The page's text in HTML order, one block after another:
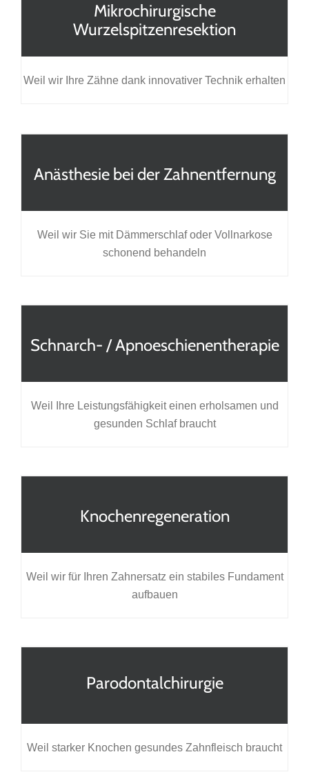
Mikrochirurgische
Wurzelspitzenresektion
Weil wir Ihre Zähne dank innovativer Technik erhalten
Anästhesie bei der Zahnentfernung
Weil wir Sie mit Dämmerschlaf oder Vollnarkose
schonend behandeln
Schnarch- / Apnoeschienentherapie
Weil Ihre Leistungsfähigkeit einen erholsamen und
gesunden Schlaf braucht
Knochenregeneration
Weil wir für Ihren Zahnersatz ein stabiles Fundament
aufbauen
Parodontalchirurgie
Weil starker Knochen gesundes Zahnfleisch braucht